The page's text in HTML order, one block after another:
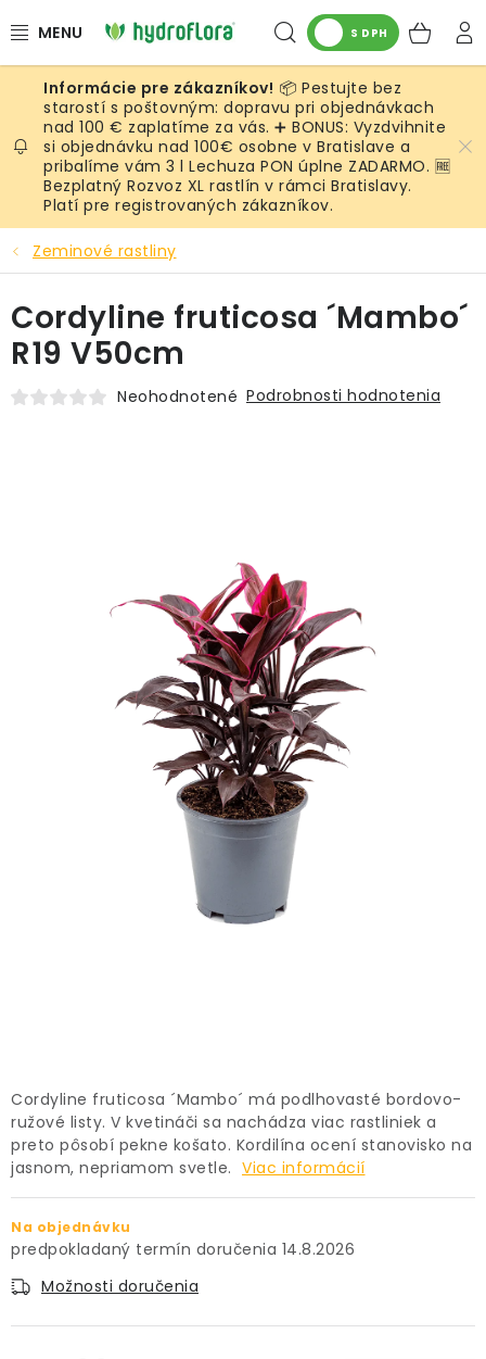
na
Hľadať
S DPH
RASTLINY
UMELÉ RASTLINY
KVETINÁČE
SUBSTRÁTY A PRÍSLUŠENSTVO
SERVIS INTERIÉROVEJ ZELENE
INTERIÉROVÉ DEKORÁCIE
NA OBJEDNÁVKU
KVETINÁČE A OBALY NA RASTLINY
ZNAČKY
Obchodné podmienky
Podmienky ochrany osobných údajov
O nás
Spôsoby platby
Informácie o doprave
Kontakt / Právne údaje
📦 Pestujte bez
starostí s poštovným: dopravu pri objednávkach
nad 100 € zaplatíme za vás. ➕ BONUS: Vyzdvihnite
si objednávku nad 100€ osobne v Bratislave a
pribalíme vám 3 l Lechuza PON úplne ZADARMO. 🆓
Bezplatný Rozvoz XL rastlín v rámci Bratislavy.
Platí pre registrovaných zákazníkov.
Zeminové rastliny
Cordyline fruticosa ´Mambo´ má podlhovasté bordovo-
ružové listy. V kvetináči sa nachádza viac rastliniek a
preto pôsobí pekne košato. Kordilína ocení stanovisko na
jasnom, nepriamom svetle. Viac informácií
Na objednávku
14.8.2026
Možnosti doručenia
Cordyline fruticosa ´Mambo´
R19 V50cm
Neohodnotené Podrobnosti hodnotenia